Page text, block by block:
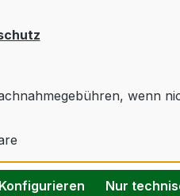
wenn
Nur
Konfigurieren